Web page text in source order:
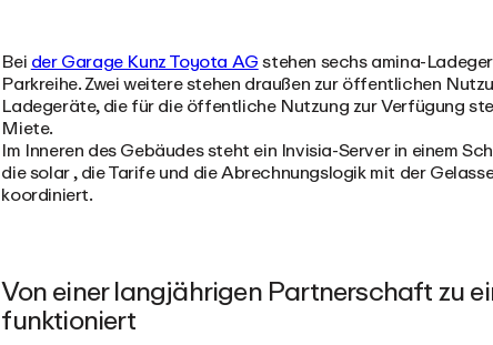
Beider Garage Kunz Toyota AGstehen sechs amina-
Parkreihe. Zwei weitere stehen draußen zur öffentlichen
Ladegeräte, die für die öffentliche Nutzung zur Verfügung
Miete.
Im Inneren des Gebäudes steht ein Invisia-Server in einem
die solar , die Tarife und die Abrechnungslogik mit der
koordiniert.
Von einer langjährigen Partnerschaft zu
funktioniert